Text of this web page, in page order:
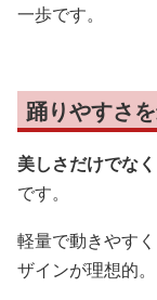
一歩です。
踊りやすさ
美しさだけでな
です。
軽量で動きやす
ザインが理想的。